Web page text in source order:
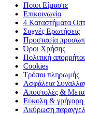
Ποιοι Είμαστε
Επικοινωνία
4 Καταστήματα
Συχνές Ερωτήσεις
Προστασία
Όροι Χρήσης
Πολιτική
Cookies
Τρόποι πληρωμής
Ασφάλεια
Αποστολές &
Εύκολη & γρήγορη
Ακύρωση